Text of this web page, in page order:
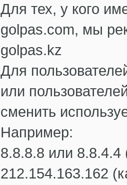
Для тех, у кого
golpas.com, мы
golpas.kz
Для
или
сменить
Например:
8.8.8.8 или 8.8.4.4
212.154.163.162